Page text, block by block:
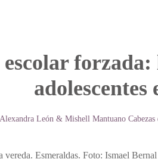
escolar
adolescentes
Alexandra León & Mishell Mantuano Cabezas
vereda. Esmeraldas. Foto: Ismael